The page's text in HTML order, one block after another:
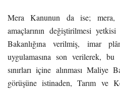
Mera Kanunun da ise; mera,
amaçlarının değiştirilmesi
Bakanlığına verilmiş, imar
uygulamasına son verilerek, bu
sınırları içine alınması Maliye
görüşüne istinaden, Tarım ve